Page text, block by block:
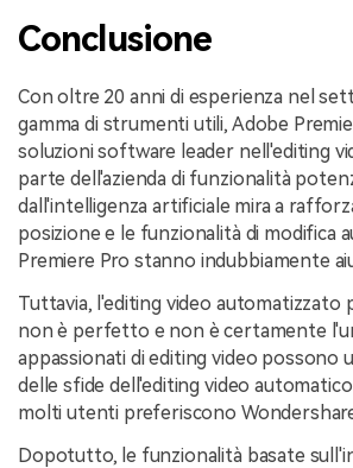
Conclusione
Con oltre 20 anni di esperienza nel
gamma di strumenti utili, Adobe
soluzioni software leader nell'editing
parte dell'azienda di funzionalità
dall'intelligenza artificiale mira a
posizione e le funzionalità di modifica
Premiere Pro stanno indubbiamente
Tuttavia, l'editing video automatizzato
non è perfetto e non è certamente
appassionati di editing video possono
delle sfide dell'editing video
molti utenti preferiscono
Dopotutto, le funzionalità basate